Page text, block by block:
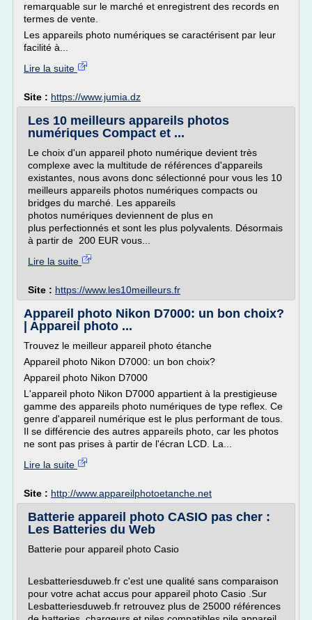
remarquable sur le marché et enregistrent des records en
termes de vente.
Les appareils photo numériques se caractérisent par leur
facilité à...
Lire la suite
Site : https://www.jumia.dz
Les 10 meilleurs appareils photos
numériques Compact et ...
Le choix d'un appareil photo numérique devient très
complexe avec la multitude de références d'appareils
existantes, nous avons donc sélectionné pour vous les 10
meilleurs appareils photos numériques compacts ou
bridges du marché. Les appareils
photos numériques deviennent de plus en
plus perfectionnés et sont les plus polyvalents. Désormais
à partir de 200 EUR vous...
Lire la suite
Site : https://www.les10meilleurs.fr
Appareil photo Nikon D7000: un bon choix?
| Appareil photo ...
Trouvez le meilleur appareil photo étanche
Appareil photo Nikon D7000: un bon choix?
Appareil photo Nikon D7000
L'appareil photo Nikon D7000 appartient à la prestigieuse
gamme des appareils photo numériques de type reflex. Ce
genre d'appareil numérique est le plus performant de tous.
Il se différencie des autres appareils photo, car les photos
ne sont pas prises à partir de l'écran LCD. La...
Lire la suite
Site : http://www.appareilphotoetanche.net
Batterie appareil photo CASIO pas cher :
Les Batteries du Web
Batterie pour appareil photo Casio
Lesbatteriesduweb.fr c'est une qualité sans comparaison
pour votre achat accus pour appareil photo Casio .Sur
Lesbatteriesduweb.fr retrouvez plus de 25000 références